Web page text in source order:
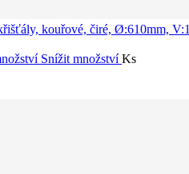
kouřové, čiré, Ø:610mm,
Snížit množstvíKs